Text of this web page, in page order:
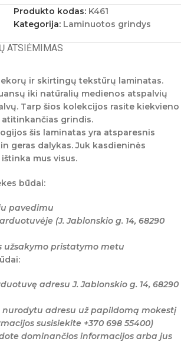
Produkto kodas: K461
Kategorija: Laminuotos grindys
ATSIĖMIMAS
ir skirtingų tekstūrų laminatas.
iki natūralių medienos atspalvių
Tarp šios kolekcijos rasite kiekvieno
grindis.
šis laminatas yra atsparesnis
geras dalykas. Juk kasdieninės
mus visus.
būdai:
pavedimu
(J. Jablonskio g. 14, 68290
užsakymo pristatymo metu
adresu J. Jablonskio g. 14, 68290
adresu už papildomą mokestį
susisiekite +370 698 55400)
dominančios informacijos arba jus